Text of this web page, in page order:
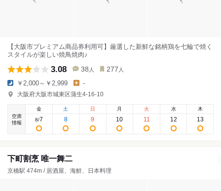
【大阪市プレミアム商品券利用可】厳選した新鮮な銘柄鶏を七輪で焼く
スタイルが楽しい焼鳥焼肉♪
3.08 38 人 277 人
￥2,000～￥2,999 -
大阪府大阪市城東区蒲生4-16-10
空席
情報
金
8/7
土
8
日
9
月
10
火
11
水
12
木
13
下町割烹 唯一舞二
京橋駅 474m / 居酒屋、海鮮、日本料理